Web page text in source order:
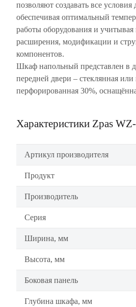
позволяют создавать все
обеспечивая оптимальный
работы оборудования и
расширения, модификации и
компонентов.
Шкаф напольный представлен в
передней двери – стеклянная или
перфорированная 30%,
Характеристики Zpas
Артикул производителя
Продукт
Производитель
Серия
Ширина, мм
Высота, мм
Боковая панель
Глубина шкафа, мм